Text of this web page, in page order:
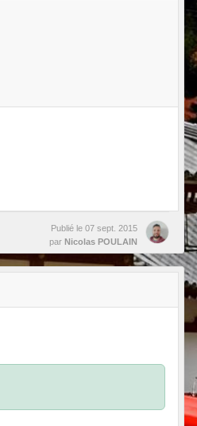
Publié le 07 sept. 2015
par Nicolas POULAIN